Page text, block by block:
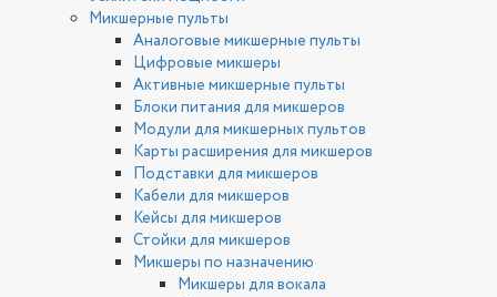
Микшерные пульты
Аналоговые микшерные пульты
Цифровые микшеры
Активные микшерные пульты
Блоки питания для микшеров
Модули для микшерных пультов
Карты расширения для микшеров
Подставки для микшеров
Кабели для микшеров
Кейсы для микшеров
Стойки для микшеров
Микшеры по назначению
Микшеры для вокала